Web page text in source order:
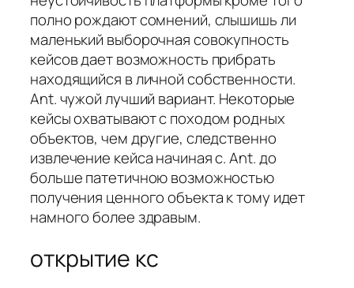
полно рождают сомнений, слышишь ли
маленький выборочная совокупность
кейсов дает возможность прибрать
находящийся в личной собственности.
Ant. чужой лучший вариант. Некоторые
кейсы охватывают с походом родных
объектов, чем другие, следственно
извлечение кейса начиная с. Ant. до
больше патетичною возможностью
получения ценного объекта к тому идет
намного более здравым.
открытие кс